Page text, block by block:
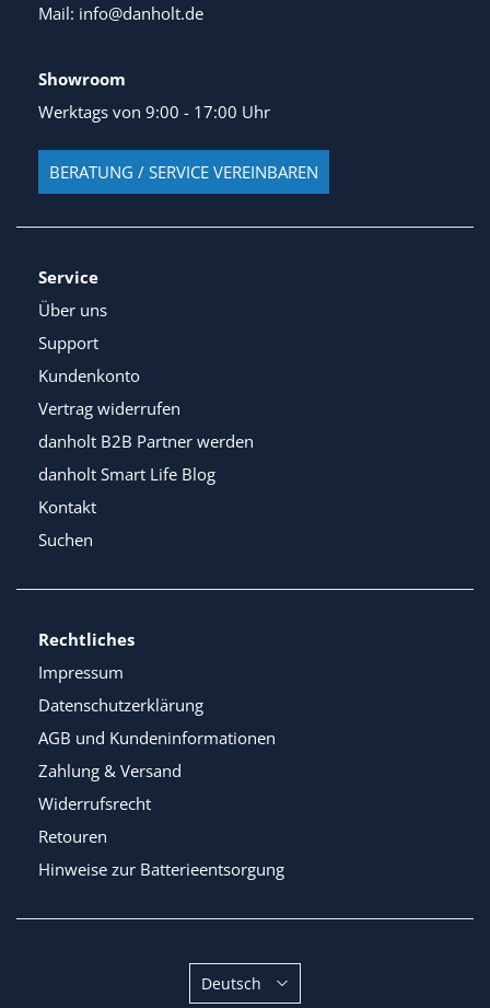
Mail: info@danholt.de
Showroom
Werktags von 9:00 - 17:00 Uhr
BERATUNG / SERVICE VEREINBAREN
Service
Über uns
Support
Kundenkonto
Vertrag widerrufen
danholt B2B Partner werden
danholt Smart Life Blog
Kontakt
Suchen
Rechtliches
Impressum
Datenschutzerklärung
AGB und Kundeninformationen
Zahlung & Versand
Widerrufsrecht
Retouren
Hinweise zur Batterieentsorgung
Sprache
Deutsch